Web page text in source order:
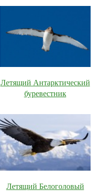
Летящий Антарктический
буревестник
Летящий Белоголовый